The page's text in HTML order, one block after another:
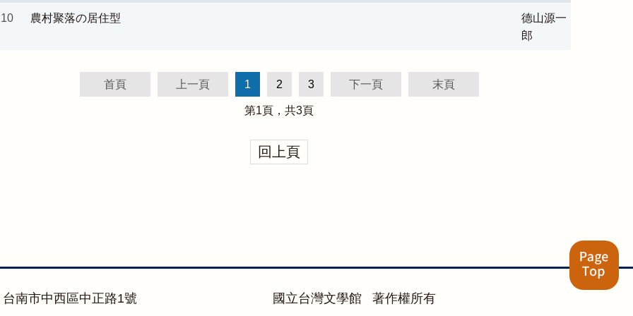
10 農村聚落の居住型
德山源一
郎
首頁 上一頁 1 2 3 下一頁 末頁
第1頁，共3頁
回上頁
南市中西區中正路1號 國立台灣文學館 著作權所有